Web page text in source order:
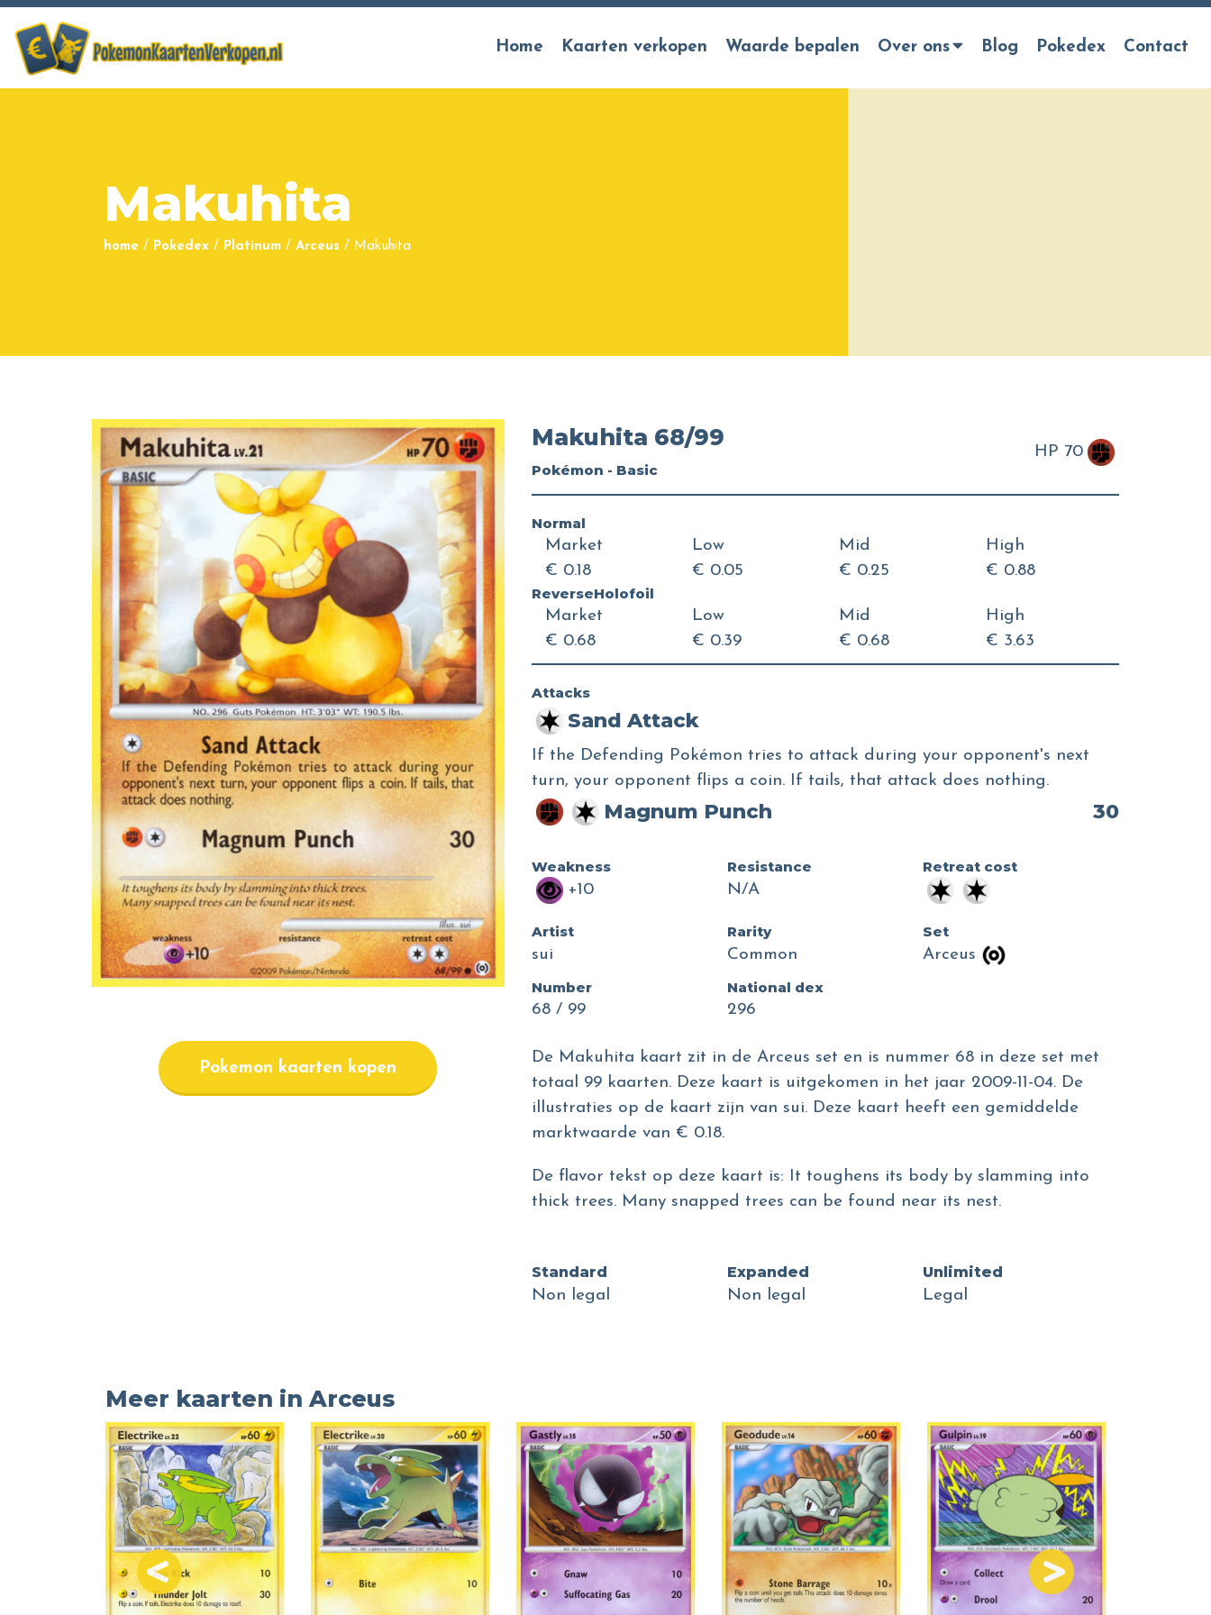
Home Kaarten verkopen Waarde bepalen Over ons Blog Pokedex Contact
Makuhita
home / Pokedex / Platinum / Arceus / Makuhita
Pokemon kaarten kopen
Makuhita 68/99
Pokémon - Basic
HP 70
Normal
Market
€ 0.18
Low
€ 0.05
Mid
€ 0.25
High
€ 0.88
ReverseHolofoil
Market
€ 0.68
Low
€ 0.39
Mid
€ 0.68
High
€ 3.63
Attacks
Sand Attack
If the Defending Pokémon tries to attack during your opponent's next
turn, your opponent flips a coin. If tails, that attack does nothing.
Magnum Punch 30
Weakness
+10
Resistance
N/A
Retreat cost
Artist
sui
Rarity
Common
Set
Arceus
Number
68 / 99
National dex
296
De Makuhita kaart zit in de Arceus set en is nummer 68 in deze set met
totaal 99 kaarten. Deze kaart is uitgekomen in het jaar 2009-11-04. De
illustraties op de kaart zijn van sui. Deze kaart heeft een gemiddelde
marktwaarde van € 0.18.
De flavor tekst op deze kaart is: It toughens its body by slamming into
thick trees. Many snapped trees can be found near its nest.
Standard
Non legal
Expanded
Non legal
Unlimited
Legal
Meer kaarten in Arceus